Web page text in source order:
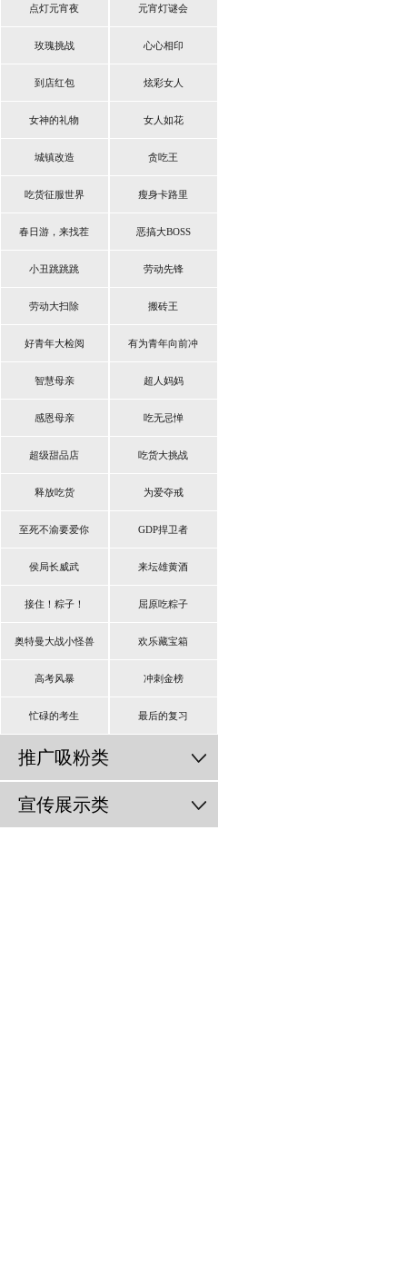
点灯元宵夜 元宵灯谜会
玫瑰挑战 心心相印
到店红包 炫彩女人
女神的礼物 女人如花
城镇改造 贪吃王
吃货征服世界 瘦身卡路里
春日游，来找茬 恶搞大BOSS
小丑跳跳跳 劳动先锋
劳动大扫除 搬砖王
好青年大检阅 有为青年向前冲
智慧母亲 超人妈妈
感恩母亲 吃无忌惮
超级甜品店 吃货大挑战
释放吃货 为爱夺戒
至死不渝要爱你 GDP捍卫者
侯局长威武 来坛雄黄酒
接住！粽子！ 屈原吃粽子
奥特曼大战小怪兽 欢乐藏宝箱
高考风暴 冲刺金榜
忙碌的考生 最后的复习
推广吸粉类
宣传展示类